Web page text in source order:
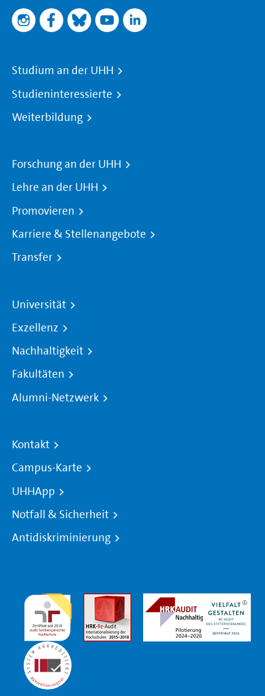
Studium an der UHH
Studieninteressierte
Weiterbildung
Forschung an der UHH
Lehre an der UHH
Promovieren
Karriere & Stellenangebote
Transfer
Universität
Exzellenz
Nachhaltigkeit
Fakultäten
Alumni-Netzwerk
Kontakt
Campus-Karte
UHHApp
Notfall & Sicherheit
Antidiskriminierung